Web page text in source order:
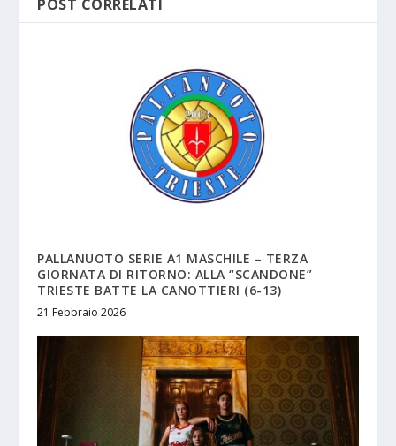
POST CORRELATI
PALLANUOTO SERIE A1 MASCHILE – TERZA
GIORNATA DI RITORNO: ALLA “SCANDONE”
TRIESTE BATTE LA CANOTTIERI (6-13)
21 Febbraio 2026